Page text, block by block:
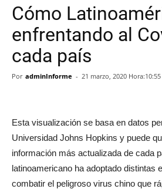
Cómo
enfrentando al
cada país
Por adminInforme - 21 marzo, 2020
Esta visualización se basa en datos
Universidad Johns Hopkins y puede
información más actualizada de cada
latinoamericano ha adoptado distintas
combatir el peligroso virus chino que